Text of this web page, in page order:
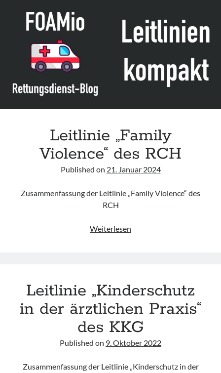
Beseitigung
von
gegen
Frauen
Leitlinie „Family
Violence“ des RCH
Published on 21. Januar 2024
Zusammenfassung der Leitlinie „Family Violence“ des
RCH
Weiterlesen
Leitlinie „Kinderschutz
in der ärztlichen Praxis“
des KKG
Published on 9. Oktober 2022
Zusammenfassung der Leitlinie „Kinderschutz in der